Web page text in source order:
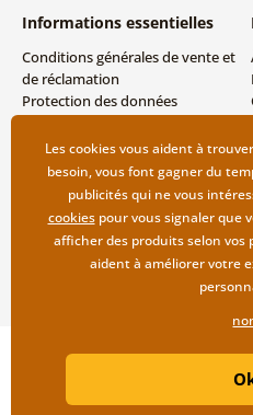
Informations essentielles
Conditions générales de vente et
de réclamation
Protection des données
Modes de livraison et de
paiement
Retour des produits
Copyright
|
Les cookies vous aident à
besoin, vous font gagner du
publicités qui ne vous
cookiespour vous signaler que
afficher des produits selon vos
aident à améliorer votre